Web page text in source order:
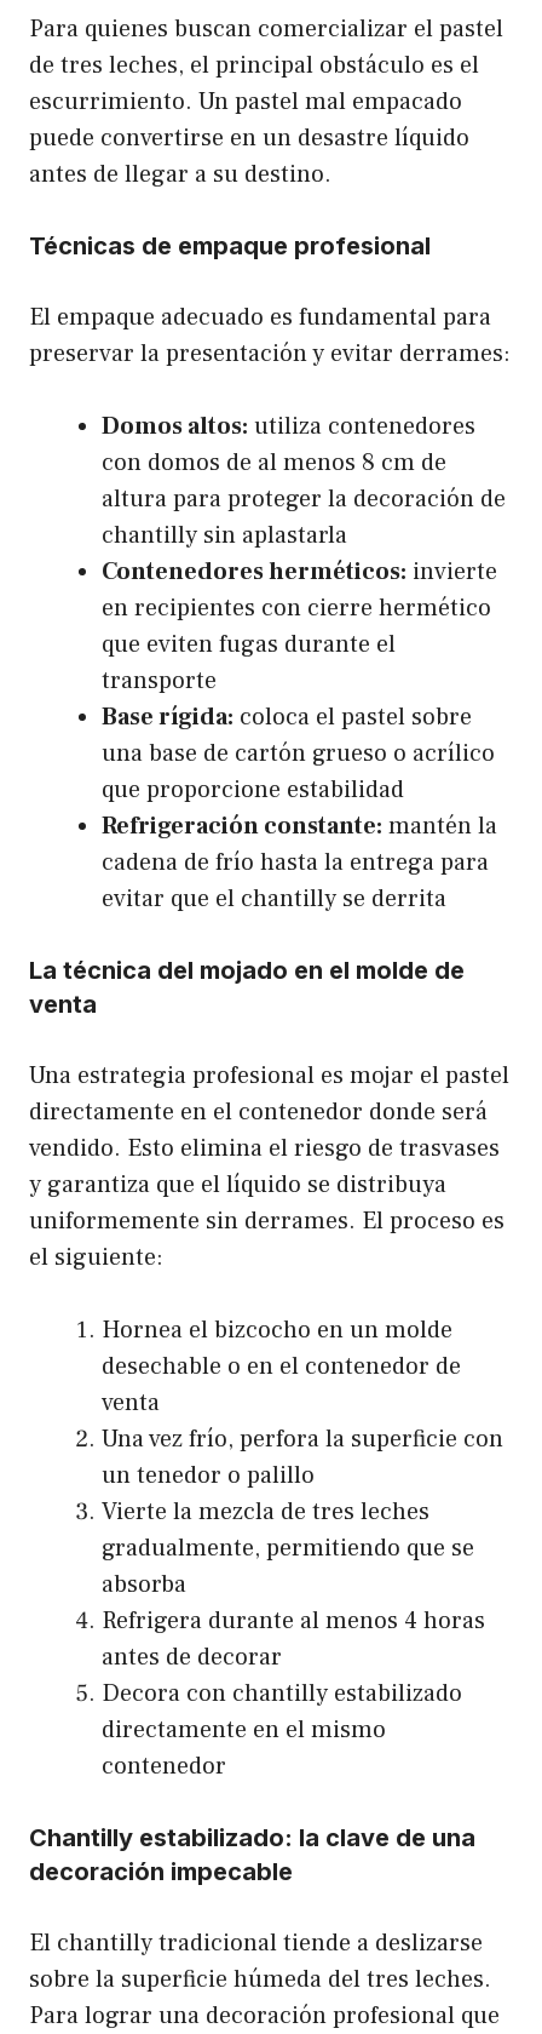
Para quienes buscan comercializar el pastel
de tres leches, el principal obstáculo es el
escurrimiento. Un pastel mal empacado
puede convertirse en un desastre líquido
antes de llegar a su destino.
Técnicas de empaque profesional
El empaque adecuado es fundamental para
preservar la presentación y evitar derrames:
Domos altos: utiliza contenedores
con domos de al menos 8 cm de
altura para proteger la decoración de
chantilly sin aplastarla
Contenedores herméticos: invierte
en recipientes con cierre hermético
que eviten fugas durante el
transporte
Base rígida: coloca el pastel sobre
una base de cartón grueso o acrílico
que proporcione estabilidad
Refrigeración constante: mantén la
cadena de frío hasta la entrega para
evitar que el chantilly se derrita
La técnica del mojado en el molde de
venta
Una estrategia profesional es mojar el pastel
directamente en el contenedor donde será
vendido. Esto elimina el riesgo de trasvases
y garantiza que el líquido se distribuya
uniformemente sin derrames. El proceso es
el siguiente:
Hornea el bizcocho en un molde
desechable o en el contenedor de
venta
Una vez frío, perfora la superficie con
un tenedor o palillo
Vierte la mezcla de tres leches
gradualmente, permitiendo que se
absorba
Refrigera durante al menos 4 horas
antes de decorar
Decora con chantilly estabilizado
directamente en el mismo
contenedor
Chantilly estabilizado: la clave de una
decoración impecable
El chantilly tradicional tiende a deslizarse
sobre la superficie húmeda del tres leches.
Para lograr una decoración profesional que